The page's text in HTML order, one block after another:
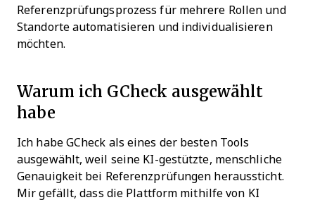
Referenzprüfungsprozess für mehrere Rollen und
Standorte automatisieren und individualisieren
möchten.
Warum ich GCheck ausgewählt
habe
Ich habe GCheck als eines der besten Tools
ausgewählt, weil seine KI-gestützte, menschliche
Genauigkeit bei Referenzprüfungen heraussticht.
Mir gefällt, dass die Plattform mithilfe von KI